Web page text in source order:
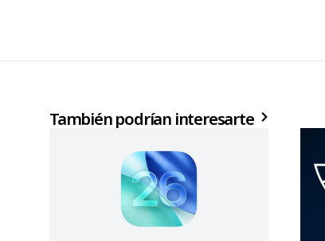
También podrían interesarte